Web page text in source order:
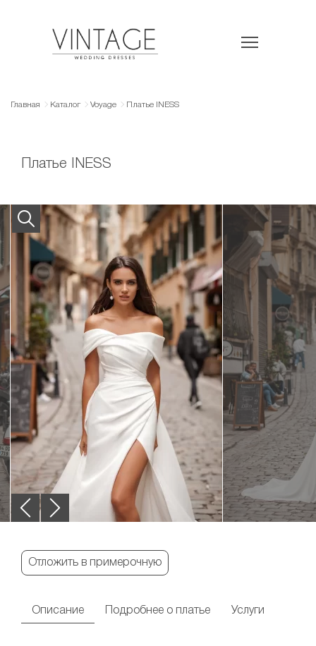
Главная Каталог Voyage Платье INESS
Платье INESS
Отложить в примерочную
Описание Подробнее о платье Услуги